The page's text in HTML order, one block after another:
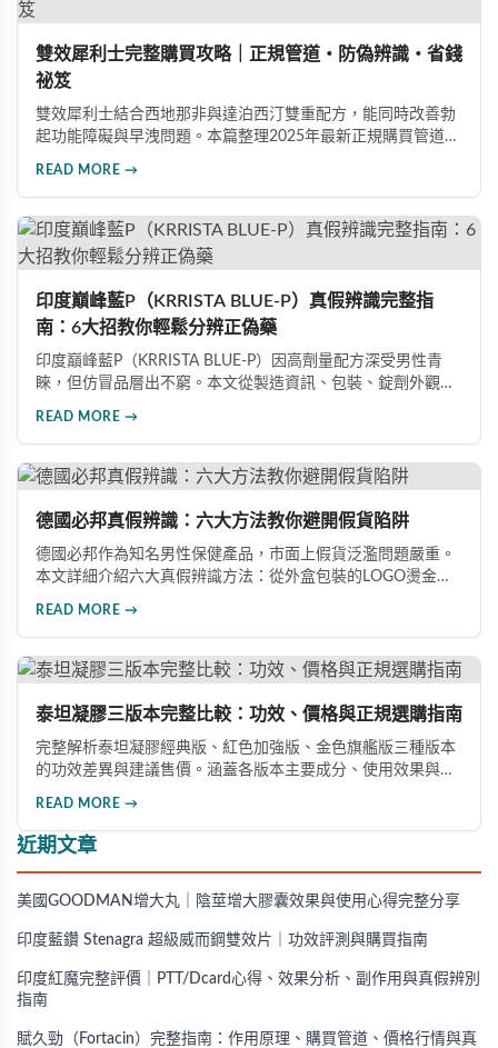
雙效犀利士完整購買攻略｜正規管道・防偽辨識・省錢
祕笈
雙效犀利士結合西地那非與達泊西汀雙重配方，能同時改善勃
起功能障礙與早洩問題。本篇整理2025年最新正規購買管道、
READ MORE →
印度巔峰藍P（KRRISTA BLUE-P）真假辨識完整指
南：6大招教你輕鬆分辨正偽藥
印度巔峰藍P（KRRISTA BLUE-P）因高劑量配方深受男性青
睞，但仿冒品層出不窮。本文從製造資訊、包裝、錠劑外觀、
READ MORE →
德國必邦真假辨識：六大方法教你避開假貨陷阱
德國必邦作為知名男性保健產品，市面上假貨泛濫問題嚴重。
本文詳細介紹六大真假辨識方法：從外盒包裝的LOGO燙金工
產品。
READ MORE →
泰坦凝膠三版本完整比較：功效、價格與正規選購指南
完整解析泰坦凝膠經典版、紅色加強版、金色旗艦版三種版本
的功效差異與建議售價。涵蓋各版本主要成分、使用效果與適
READ MORE →
近期文章
美國GOODMAN增大丸｜陰莖增大膠囊效果與使用心得完整分享
印度藍鑽 Stenagra 超級威而鋼雙效片｜功效評測與購買指南
印度紅魔完整評價｜PTT/Dcard心得、效果分析、副作用與真假辨別
指南
賦久勁（Fortacin）完整指南：作用原理、購買管道、價格行情與真